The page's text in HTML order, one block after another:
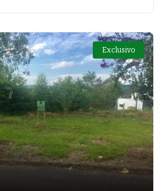
Exclusivo